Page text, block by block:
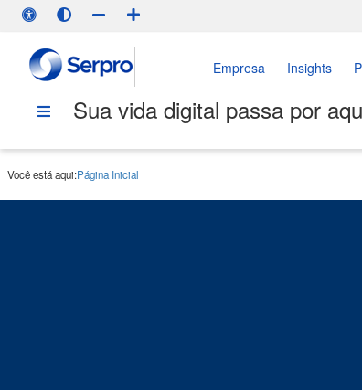
Empresa Insights
Sua vida digital passa por
Você está aqui:Página Inicial